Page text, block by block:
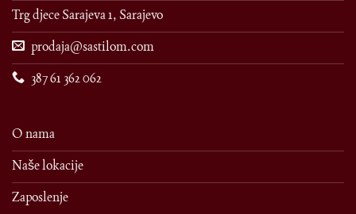
Trg djece Sarajeva 1, Sarajevo
prodaja@sastilom.com
387 61 362 062
O nama
Naše lokacije
Zaposlenje